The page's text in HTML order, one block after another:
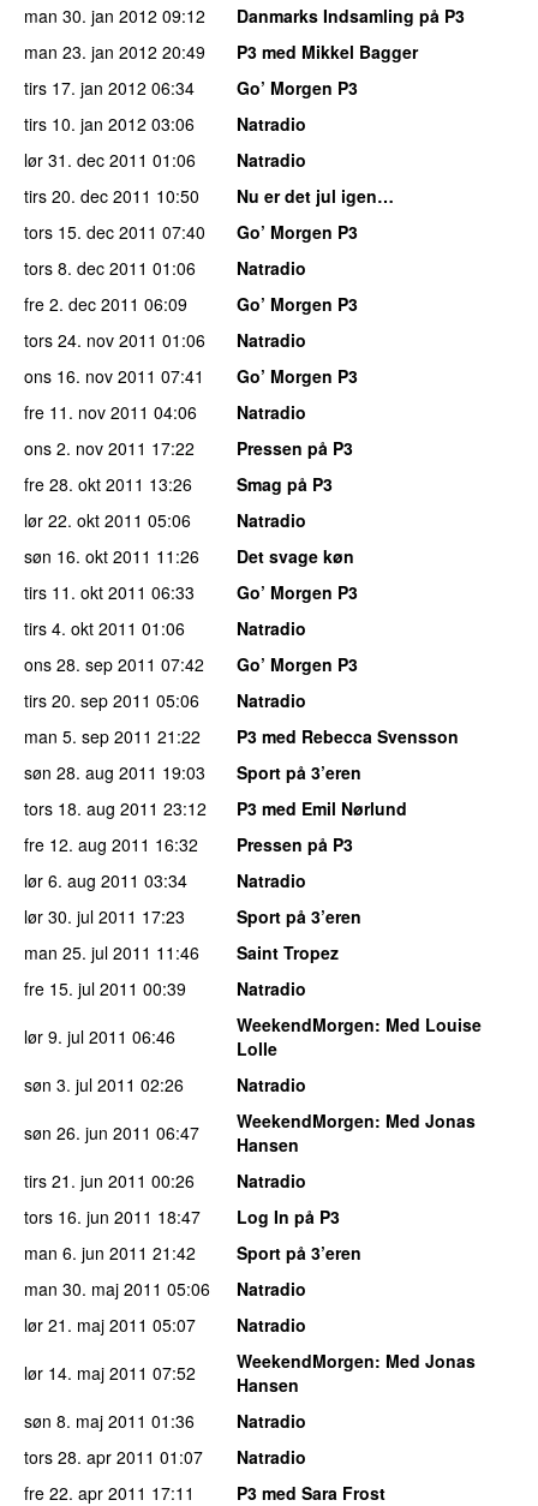
man 30. jan 2012 09:12
Danmarks Indsamling på P3
man 23. jan 2012 20:49
P3 med Mikkel Bagger
tirs 17. jan 2012 06:34
Go’ Morgen P3
tirs 10. jan 2012 03:06
Natradio
lør 31. dec 2011 01:06
Natradio
tirs 20. dec 2011 10:50
Nu er det jul igen…
tors 15. dec 2011 07:40
Go’ Morgen P3
tors 8. dec 2011 01:06
Natradio
fre 2. dec 2011 06:09
Go’ Morgen P3
tors 24. nov 2011 01:06
Natradio
ons 16. nov 2011 07:41
Go’ Morgen P3
fre 11. nov 2011 04:06
Natradio
ons 2. nov 2011 17:22
Pressen på P3
fre 28. okt 2011 13:26
Smag på P3
lør 22. okt 2011 05:06
Natradio
søn 16. okt 2011 11:26
Det svage køn
tirs 11. okt 2011 06:33
Go’ Morgen P3
tirs 4. okt 2011 01:06
Natradio
ons 28. sep 2011 07:42
Go’ Morgen P3
tirs 20. sep 2011 05:06
Natradio
man 5. sep 2011 21:22
P3 med Rebecca Svensson
søn 28. aug 2011 19:03
Sport på 3’eren
tors 18. aug 2011 23:12
P3 med Emil Nørlund
fre 12. aug 2011 16:32
Pressen på P3
lør 6. aug 2011 03:34
Natradio
lør 30. jul 2011 17:23
Sport på 3’eren
man 25. jul 2011 11:46
Saint Tropez
fre 15. jul 2011 00:39
Natradio
lør 9. jul 2011 06:46 WeekendMorgen: Med Louise
Lolle
søn 3. jul 2011 02:26
Natradio
søn 26. jun 2011 06:47 WeekendMorgen: Med Jonas
Hansen
tirs 21. jun 2011 00:26
Natradio
tors 16. jun 2011 18:47
Log In på P3
man 6. jun 2011 21:42
Sport på 3’eren
man 30. maj 2011 05:06
Natradio
lør 21. maj 2011 05:07
Natradio
lør 14. maj 2011 07:52 WeekendMorgen: Med Jonas
Hansen
søn 8. maj 2011 01:36
Natradio
tors 28. apr 2011 01:07
Natradio
fre 22. apr 2011 17:11
P3 med Sara Frost